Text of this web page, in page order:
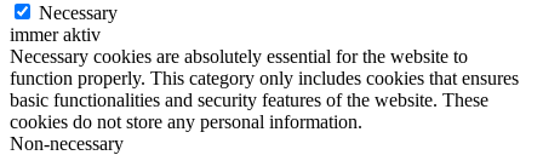
Necessary
immer aktiv
Necessary cookies are absolutely essential for the website to
function properly. This category only includes cookies that ensures
basic functionalities and security features of the website. These
cookies do not store any personal information.
Non-necessary